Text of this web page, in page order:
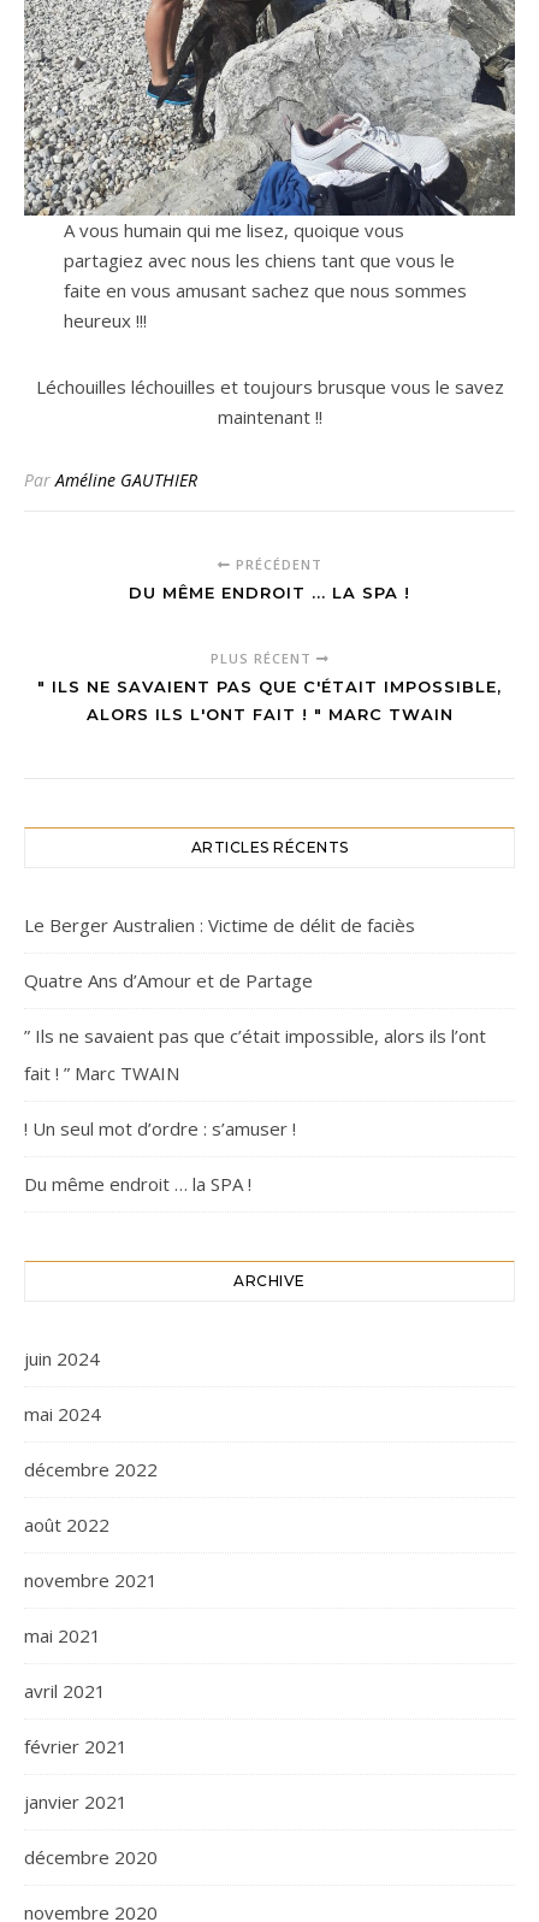
A vous humain qui me lisez, quoique vous
partagiez avec nous les chiens tant que vous le
faite en vous amusant sachez que nous sommes
heureux !!!
Léchouilles léchouilles et toujours brusque vous le savez
maintenant !!
ParAméline GAUTHIER
PRÉCÉDENT
DU MÊME ENDROIT ... LA SPA !
PLUS RÉCENT
" ILS NE SAVAIENT PAS QUE C'ÉTAIT IMPOSSIBLE,
ALORS ILS L'ONT FAIT ! " MARC TWAIN
ARTICLES RÉCENTS
Le Berger Australien : Victime de délit de faciès
Quatre Ans d’Amour et de Partage
” Ils ne savaient pas que c’était impossible, alors ils l’ont
fait ! ” Marc TWAIN
! Un seul mot d’ordre : s’amuser !
Du même endroit … la SPA !
ARCHIVE
juin 2024
mai 2024
décembre 2022
août 2022
novembre 2021
mai 2021
avril 2021
février 2021
janvier 2021
décembre 2020
novembre 2020